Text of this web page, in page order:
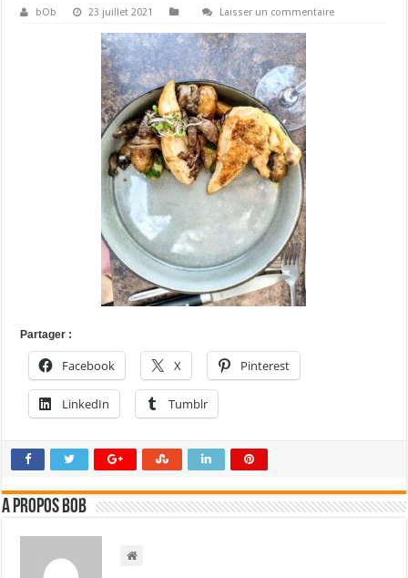
bOb 23 juillet 2021 Laisser un commentaire
Partager :
Facebook X Pinterest
LinkedIn Tumblr
A propos bOb